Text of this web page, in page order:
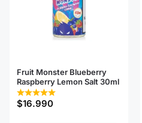
Fruit Monster Blueberry
Raspberry Lemon Salt 30ml
$16.990